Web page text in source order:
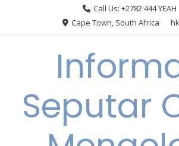
Call Us: +2782 444 YEAH
Cape Town, South Africa
hk
Seputar